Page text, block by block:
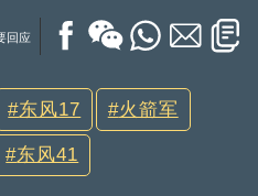
回应
东风17 火箭军
东风41